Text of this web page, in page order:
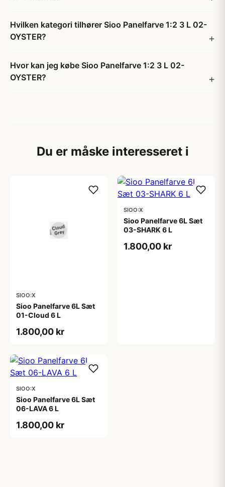
Hvilken kategori tilhører Sioo Panelfarve 1:2 3 L 02-
OYSTER?
Hvor kan jeg købe Sioo Panelfarve 1:2 3 L 02-
OYSTER?
Du er måske interesseret i
SIOO:X
Sioo Panelfarve 6L Sæt
01-Cloud 6 L
1.800,00 kr
SIOO:X
Sioo Panelfarve 6L Sæt
03-SHARK 6 L
1.800,00 kr
SIOO:X
Sioo Panelfarve 6L Sæt
06-LAVA 6 L
1.800,00 kr